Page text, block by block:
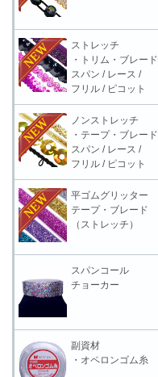
ストレッチ
・トリム・ブレード
スパン / レース /
フリル / ピコット
ノンストレッチ
・テープ・ブレード
スパン / レース /
フリル / ピコット
平ゴムグリッター
テープ・ブレード
（ストレッチ）
スパンコール
チョーカー
副資材
・オペロンゴム糸